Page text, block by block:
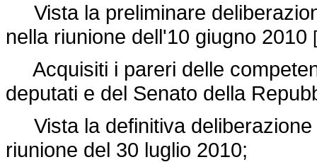
Vista la preliminare
nella riunione dell'10 giugno 2010
Acquisiti i pareri delle
deputati e del Senato della
Vista la definitiva deliberazione
riunione del 30 luglio 2010;